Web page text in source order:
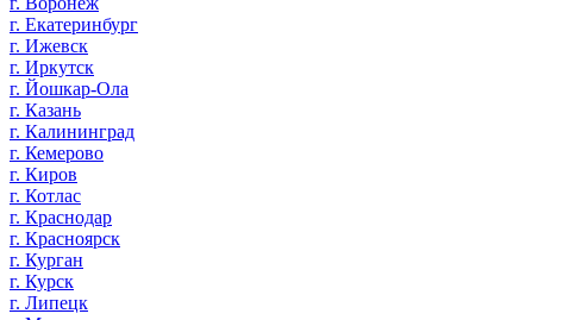
г. Екатеринбург
г. Ижевск
г. Иркутск
г. Йошкар-Ола
г. Казань
г. Калининград
г. Кемерово
г. Киров
г. Котлас
г. Краснодар
г. Красноярск
г. Курган
г. Курск
г. Липецк